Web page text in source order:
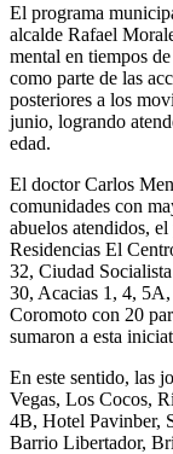
El programa
alcalde Rafael
mental en tiempos
como parte de las
posteriores a los
junio, logrando
edad.
El doctor Carlos
comunidades con
abuelos atendidos,
Residencias El
32, Ciudad
30, Acacias 1, 4,
Coromoto con 20
sumaron a esta
En este sentido, las
Vegas, Los Cocos,
4B, Hotel Pavinber,
Barrio Libertador,